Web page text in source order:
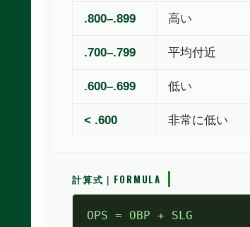
.800–.899 高い
.700–.799 平均付近
.600–.699 低い
< .600 非常に低い
計算式｜FORMULA
OPS = OBP + SLG